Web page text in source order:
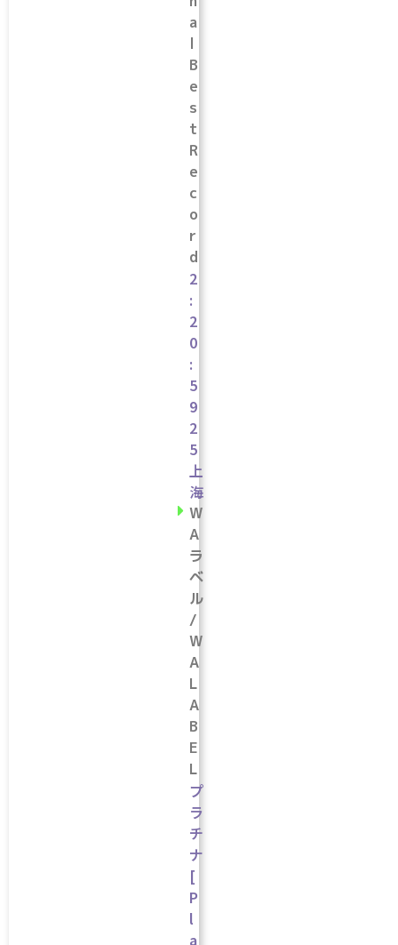
a
l
B
e
s
t
R
e
c
o
r
d
2
:
2
0
:
5
9
2
5
上
海
W
A
ラ
ベ
ル
/
W
A
L
A
B
E
L
プ
ラ
チ
ナ
[
P
l
a